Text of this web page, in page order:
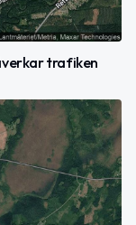
trafiken